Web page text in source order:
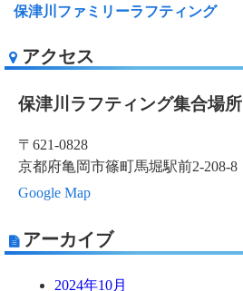
保津川ファミリーラフティング
アクセス
保津川ラフティング集合場所
〒621-0828
京都府亀岡市篠町馬堀駅前2-208-8
Google Map
アーカイブ
2024年10月